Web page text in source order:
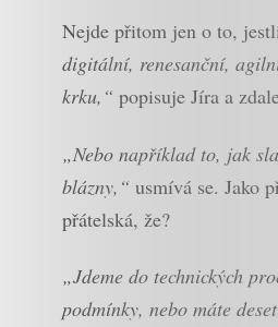
Nejde přitom jen o to,
digitální, renesanční,
krku,“ popisuje Jíra a
„Nebo například to, jak
blázny,“ usmívá se. Jako
přátelská, že?
„Jdeme do technických
podmínky, nebo máte